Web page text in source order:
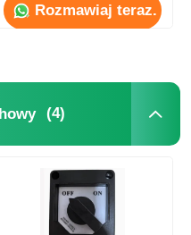
Rozmawiaj teraz.
(4)